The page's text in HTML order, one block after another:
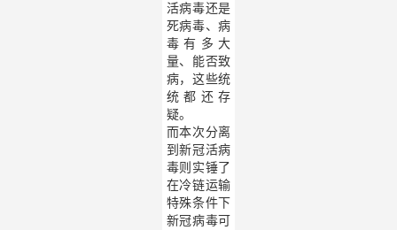
活病毒还是
死病毒、病
毒有多大
量、能否致
病，这些统
统都还存
疑。
而本次分离
到新冠活病
毒则实锤了
在冷链运输
特殊条件下
新冠病毒可